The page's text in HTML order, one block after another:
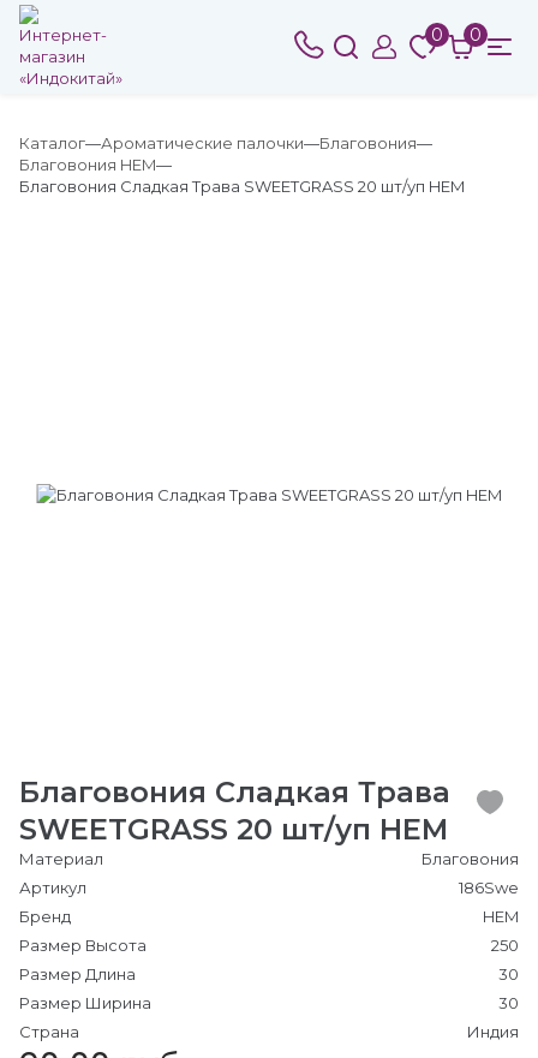
0 0
Каталог Ароматические палочки
Благовония
Благовония HEM
Благовония Сладкая Трава SWEETGRASS 20 шт/уп HEM
Благовония Сладкая Трава
SWEETGRASS 20 шт/уп HEM
Материал
Благовония
Артикул
186Swe
Бренд
HEM
Размер Высота
250
Размер Длина
30
Размер Ширина
30
Страна
Индия